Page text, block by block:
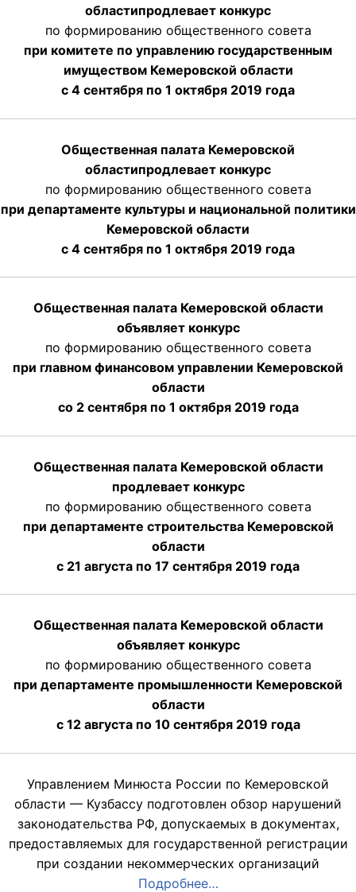
областипродлевает конкурс
по формированию общественного совета
при комитете по управлению государственным
имуществом Кемеровской области
с 4 сентября по 1 октября 2019 года
Общественная палата Кемеровской
областипродлевает конкурс
по формированию общественного совета
при департаменте культуры и национальной политики
Кемеровской области
с 4 сентября по 1 октября 2019 года
Общественная палата Кемеровской области
объявляет конкурс
по формированию общественного совета
при главном финансовом управлении Кемеровской
области
со 2 сентября по 1 октября 2019 года
Общественная палата Кемеровской области
продлевает конкурс
по формированию общественного совета
при департаменте строительства Кемеровской
области
с 21 августа по 17 сентября 2019 года
Общественная палата Кемеровской области
объявляет конкурс
по формированию общественного совета
при департаменте промышленности Кемеровской
области
с 12 августа по 10 сентября 2019 года
Управлением Минюста России по Кемеровской
области — Кузбассу подготовлен обзор нарушений
законодательства РФ, допускаемых в документах,
предоставляемых для государственной регистрации
при создании некоммерческих организаций
Подробнее…